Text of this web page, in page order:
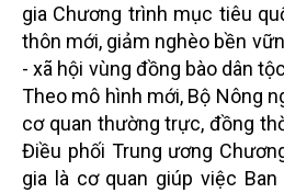
gia Chương trình mục tiêu
thôn mới, giảm nghèo bền
- xã hội vùng đồng bào dân
Theo mô hình mới, Bộ Nông
cơ quan thường trực, đồng
Điều phối Trung ương
gia là cơ quan giúp việc